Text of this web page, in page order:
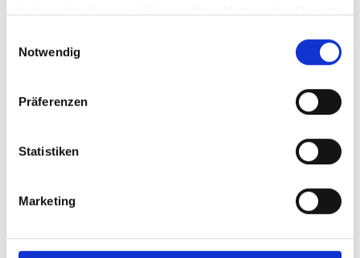
Notwendig
Präferenzen
Statistiken
Marketing